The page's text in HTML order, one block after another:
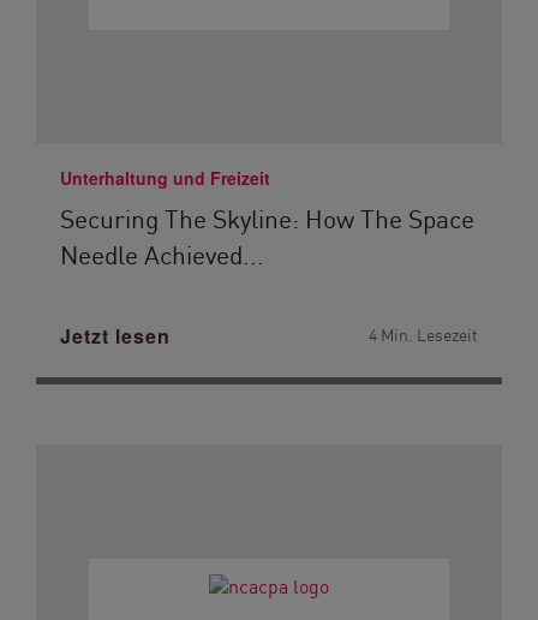
Unterhaltung und Freizeit
Securing The Skyline: How The Space
Needle Achieved...
Jetzt lesen 4 Min. Lesezeit